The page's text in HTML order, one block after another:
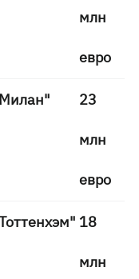
млн
евро
23
млн
евро
18
млн